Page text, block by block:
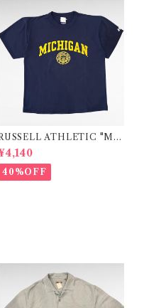
ATHLETIC "MI
college print t-s
hirt
40%OFF